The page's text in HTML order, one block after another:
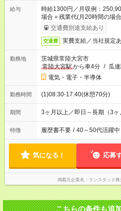
給与
時給1300円／月収例：
場合＋残業代(月20時間の場
交通費別途支給あり
交通費 実費支給／当社規定あ
勤務地
茨城県常陸大宮市
常陸大宮駅から車4分 / 瓜
電気・電子・半導体
勤務時間 (1)08:30-17:40(休憩70分)
期間 3ヶ月以上／即日～長期（3ヶ
特徴 履歴書不要 / 40～50代活躍中
気になる！ 応募
掲載元企業名 ランスタッド
こちらの条件も追